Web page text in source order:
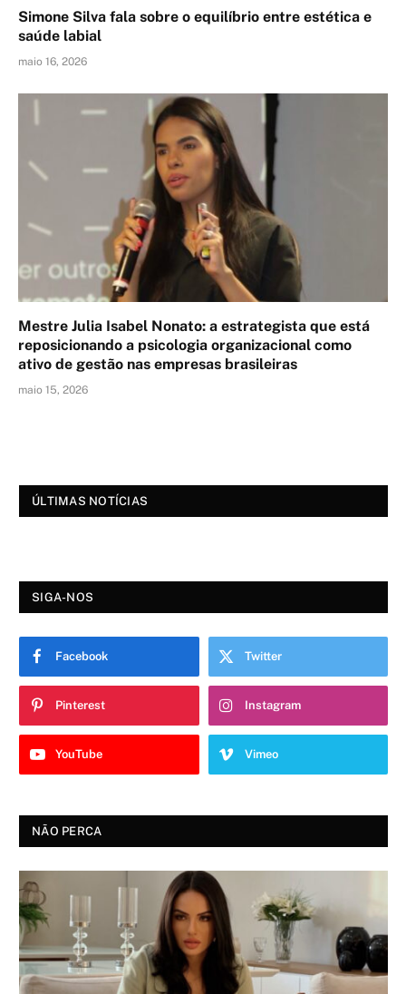
Simone Silva fala sobre o equilíbrio entre estética e
saúde labial
maio 16, 2026
Mestre Julia Isabel Nonato: a estrategista que está
reposicionando a psicologia organizacional como
ativo de gestão nas empresas brasileiras
maio 15, 2026
ÚLTIMAS NOTÍCIAS
SIGA-NOS
Facebook Twitter
Pinterest Instagram
YouTube Vimeo
NÃO PERCA